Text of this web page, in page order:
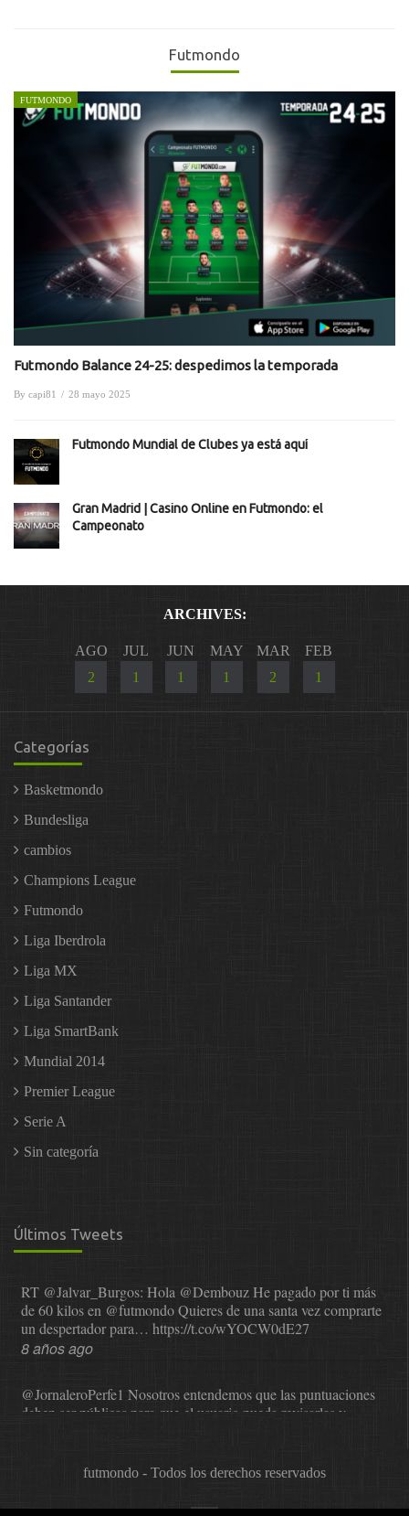
Futmondo
FUTMONDO
Futmondo Balance 24-25: despedimos la temporada
By capi81 / 28 mayo 2025
Futmondo Mundial de Clubes ya está aquí
Gran Madrid | Casino Online en Futmondo: el
Campeonato
ARCHIVES:
AGO
2
JUL
1
JUN
1
MAY
1
MAR
2
FEB
1
Categorías
Basketmondo
Bundesliga
cambios
Champions League
Futmondo
Liga Iberdrola
Liga MX
Liga Santander
Liga SmartBank
Mundial 2014
Premier League
Serie A
Sin categoría
Últimos Tweets
RT @Jalvar_Burgos: Hola @DembouzHe pagado por ti más
de 60 kilos en @futmondoQuieres de una santa vez comprarte
un despertador para… https://t.co/wYOCW0dE27
8 años ago
@JornaleroPerfe1 Nosotros entendemos que las puntuaciones
deben ser públicas para que el usuario pueda revisarlas y…
futmondo - Todos los derechos reservados